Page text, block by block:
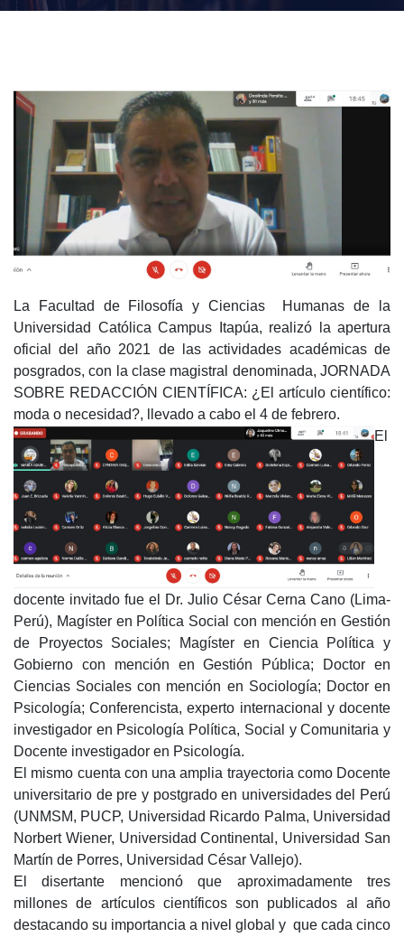
La Facultad de Filosofía y Ciencias Humanas de la
Universidad Católica Campus Itapúa, realizó la apertura
oficial del año 2021 de las actividades académicas de
posgrados, con la clase magistral denominada, JORNADA
SOBRE REDACCIÓN CIENTÍFICA: ¿El artículo científico:
moda o necesidad?, llevado a cabo el 4 de febrero.
El
docente invitado fue el Dr. Julio César Cerna Cano (Lima-
Perú), Magíster en Política Social con mención en Gestión
de Proyectos Sociales; Magíster en Ciencia Política y
Gobierno con mención en Gestión Pública; Doctor en
Ciencias Sociales con mención en Sociología; Doctor en
Psicología; Conferencista, experto internacional y docente
investigador en Psicología Política, Social y Comunitaria y
Docente investigador en Psicología.
El mismo cuenta con una amplia trayectoria como Docente
universitario de pre y postgrado en universidades del Perú
(UNMSM, PUCP, Universidad Ricardo Palma, Universidad
Norbert Wiener, Universidad Continental, Universidad San
Martín de Porres, Universidad César Vallejo).
El disertante mencionó que aproximadamente tres
millones de artículos científicos son publicados al año
destacando su importancia a nivel global y que cada cinco